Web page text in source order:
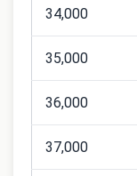
34,000
35,000
36,000
37,000